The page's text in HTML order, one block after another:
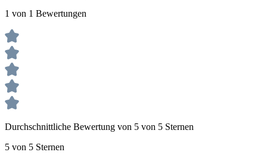
1 von 1 Bewertungen
Durchschnittliche Bewertung von 5 von 5 Sternen
5 von 5 Sternen